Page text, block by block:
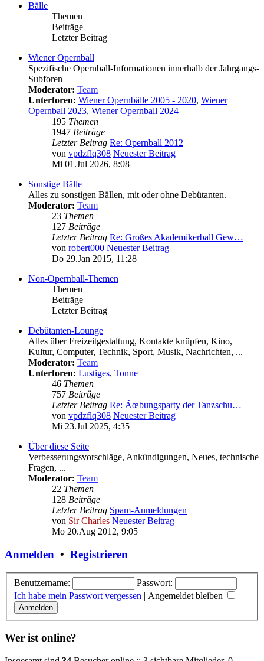
Bälle
Themen
Beiträge
Letzter Beitrag
Wiener Opernball
Spezifische Opernball-Informationen innerhalb der Jahrgangs-
Subforen
Moderator: Team
Unterforen: Wiener Opernbälle 2005 - 2020, Wiener
Opernball 2023, Wiener Opernball 2024
195 Themen
1947 Beiträge
Letzter Beitrag Re: Opernball 2012
von vpdzflq308 Neuester Beitrag
Mi 01.Jul 2026, 8:08
Sonstige Bälle
Alles zu sonstigen Bällen, mit oder ohne Debütanten.
Moderator: Team
23 Themen
127 Beiträge
Letzter Beitrag Re: Großes Akademikerball Gew…
von robert000 Neuester Beitrag
Do 29.Jan 2015, 11:28
Non-Opernball-Themen
Themen
Beiträge
Letzter Beitrag
Debütanten-Lounge
Alles über Freizeitgestaltung, Kontakte knüpfen, Kino,
Kultur, Computer, Technik, Sport, Musik, Nachrichten, ...
Moderator: Team
Unterforen: Lustiges, Tonne
46 Themen
757 Beiträge
Letzter Beitrag Re: Ãœbungsparty der Tanzschu…
von vpdzflq308 Neuester Beitrag
Mi 23.Jul 2025, 4:35
Über diese Seite
Verbesserungsvorschläge, Ankündigungen, Neues, technische
Fragen, ...
Moderator: Team
22 Themen
128 Beiträge
Letzter Beitrag Spam-Anmeldungen
von Sir Charles Neuester Beitrag
Mo 20.Aug 2012, 9:05
Anmelden • Registrieren
Benutzername:
Passwort:
Ich habe mein Passwort vergessen | Angemeldet bleiben
Wer ist online?